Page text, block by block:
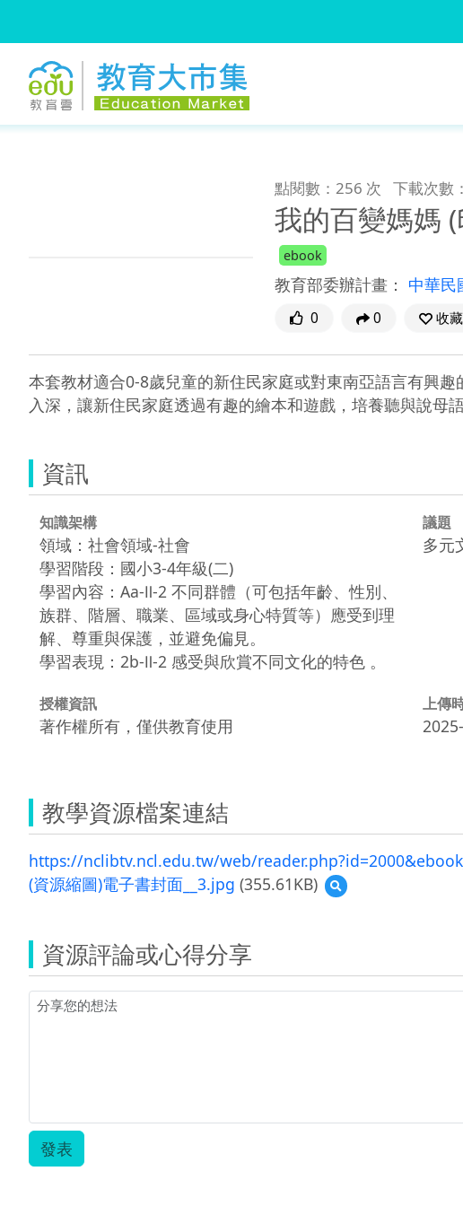
點閱數：256 次 下載次數
我的百變媽媽
ebook
教育部委辦計畫： 中華民
0 0 收藏
本套教材適合0-8歲兒童的新住民家庭或對東南亞語言有興
入深，讓新住民家庭透過有趣的繪本和遊戲，培養聽與說母
資訊
知識架構
領域：社會領域-社會
學習階段：國小3-4年級(二)
學習內容：Aa-Ⅱ-2 不同群體（可包括年齡、性別、
族群、階層、職業、區域或身心特質等）應受到理
解、尊重與保護，並避免偏見。
學習表現：2b-Ⅱ-2 感受與欣賞不同文化的特色 。
議題
多元
授權資訊
著作權所有，僅供教育使用
上傳
教學資源檔案連結
https://nclibtv.ncl.edu.tw/web/
(資源縮圖)電子書封面__3.jpg (355.61KB)
預
覽
電
資源評論或心得分享
發表